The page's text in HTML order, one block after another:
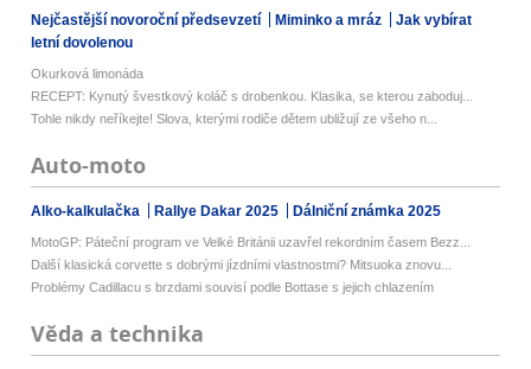
Nejčastější novoroční předsevzetí Miminko a mráz
Jak vybírat
letní dovolenou
Okurková limonáda
RECEPT: Kynutý švestkový koláč s drobenkou. Klasika, se kterou zaboduj...
Tohle nikdy neříkejte! Slova, kterými rodiče dětem ubližují ze všeho n...
Auto-moto
Alko-kalkulačka Rallye Dakar 2025 Dálniční známka 2025
MotoGP: Páteční program ve Velké Británii uzavřel rekordním časem Bezz...
Další klasická corvette s dobrými jízdními vlastnostmi? Mitsuoka znovu...
Problémy Cadillacu s brzdami souvisí podle Bottase s jejich chlazením
Věda a technika